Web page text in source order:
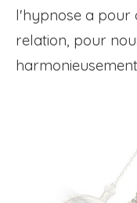
l'hypnose a pour
relation, pour